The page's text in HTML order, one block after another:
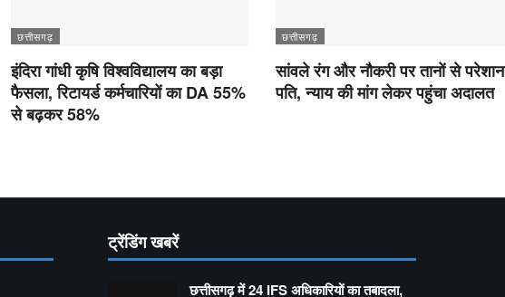
छत्तीसगढ़
इंदिरा गांधी कृषि विश्वविद्यालय का बड़ा
फैसला, रिटायर्ड कर्मचारियों का DA 55%
से बढ़कर 58%
छत्तीसगढ़
सांवले रंग और नौकरी पर तानों से परेशान
पति, न्याय की मांग लेकर पहुंचा अदालत
ट्रेंडिंग खबरें
छत्तीसगढ़ में 24 IFS अधिकारियों का तबादला,